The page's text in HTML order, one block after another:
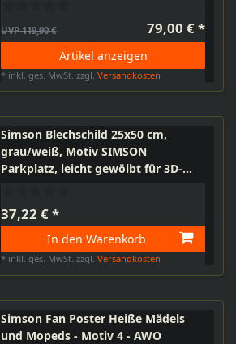
UVP 119,90 € 79,00 € *
Artikel anzeigen
* inkl. ges. MwSt. zzgl.Versandkosten
Simson Blechschild 25x50 cm,
grau/weiß, Motiv SIMSON
Parkplatz, leicht gewölbt für 3D-
37,22 € *
In den Warenkorb
* inkl. ges. MwSt. zzgl.Versandkosten
Simson Fan Poster Heiße Mädels
und Mopeds - Motiv 4 - AWO